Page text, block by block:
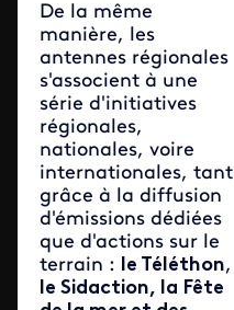
De la même
manière, les
antennes régionales
s'associent à une
série d'initiatives
régionales,
nationales, voire
internationales, tant
grâce à la diffusion
d'émissions dédiées
que d'actions sur le
terrain :
le Téléthon,
le Sidaction, la Fête